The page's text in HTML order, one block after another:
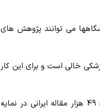
می توانند پژوهش های
خالی است و برای این کار
دکتر وحیددستجردی با اشاره به رشد تولید مقالات ایرانی در دو نمایه نامه بین المللی ISI و Scopus گفت: 49 هزار مقاله ایرانی در نمایه